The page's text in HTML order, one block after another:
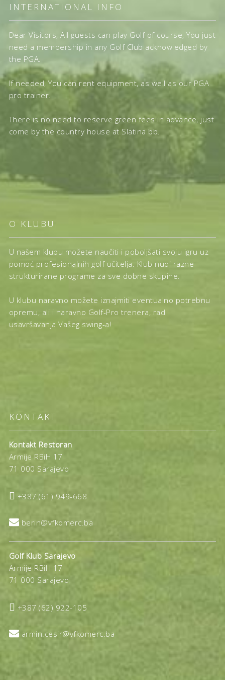
INTERNATIONAL INFO
Dear Visitors, All guests can play Golf of course, You just
need a membership in any Golf Club acknowledged by
the PGA.
If needed, You can rent equipment, as well as our PGA
pro trainer.
There is no need to reserve green fees in advance, just
come by the country house at Slatina bb.
O KLUBU
U našem klubu možete naučiti i poboljšati svoju igru uz
pomoć profesionalnih golf učitelja. Klub nudi razne
strukturirane programe za sve dobne skupine.
U klubu naravno možete iznajmiti eventualno potrebnu
opremu, ali i naravno Golf-Pro trenera, radi
usavršavanja Vašeg swing-a!
KONTAKT
Kontakt Restoran
Armije RBiH 17
71 000 Sarajevo
 +387 (61) 949-668
 berin@vfkomerc.ba
Golf Klub Sarajevo
Armije RBiH 17
71 000 Sarajevo
 +387 (62) 922-105
 armin.cesir@vfkomerc.ba